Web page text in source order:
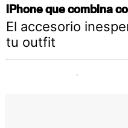
iPhone que combina
El accesorio
tu outfit